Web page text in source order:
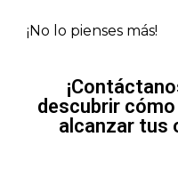
¡No lo pienses más!
descubrir
alcanzar tus